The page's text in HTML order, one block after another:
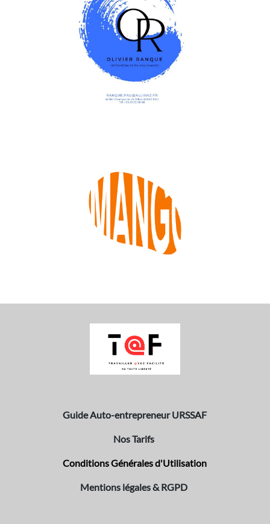
Guide Auto-entrepreneur URSSAF
Nos Tarifs
Conditions Générales d'Utilisation
Mentions légales & RGPD